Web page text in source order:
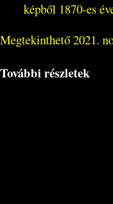
képből 1870-es
Megtekinthető 2021.
További részletek